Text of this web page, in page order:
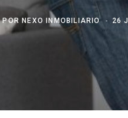
PORNEXO INMOBILIARIO 26